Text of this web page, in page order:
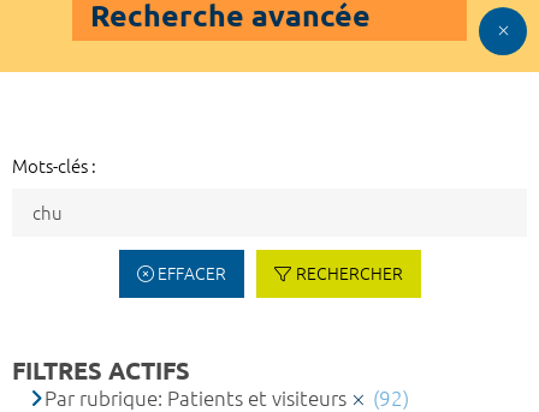
Recherche avancée
Mots-clés :
EFFACER RECHERCHER
FILTRES ACTIFS
Par rubrique: Patients et visiteurs (92)